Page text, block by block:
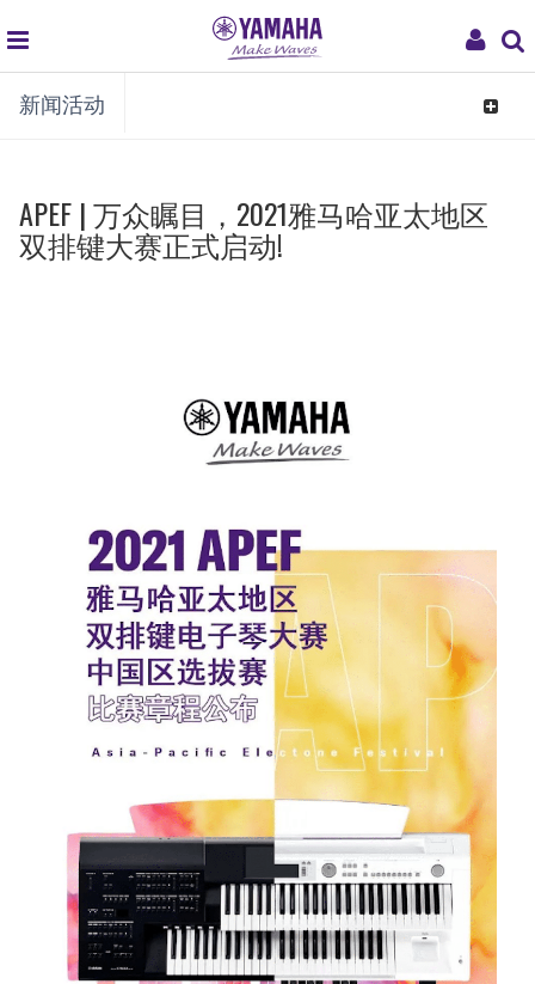
My
global
navigation
新闻活动
Toggle
APEF | 万众瞩目，2021雅马哈亚太地区
双排键大赛正式启动!